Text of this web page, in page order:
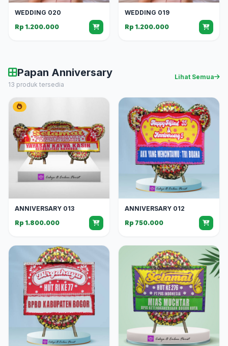
WEDDING 020
Rp 1.200.000
WEDDING 019
Rp 1.200.000
Papan Anniversary
13 produk tersedia
Lihat Semua
ANNIVERSARY 013
Rp 1.800.000
ANNIVERSARY 012
Rp 750.000